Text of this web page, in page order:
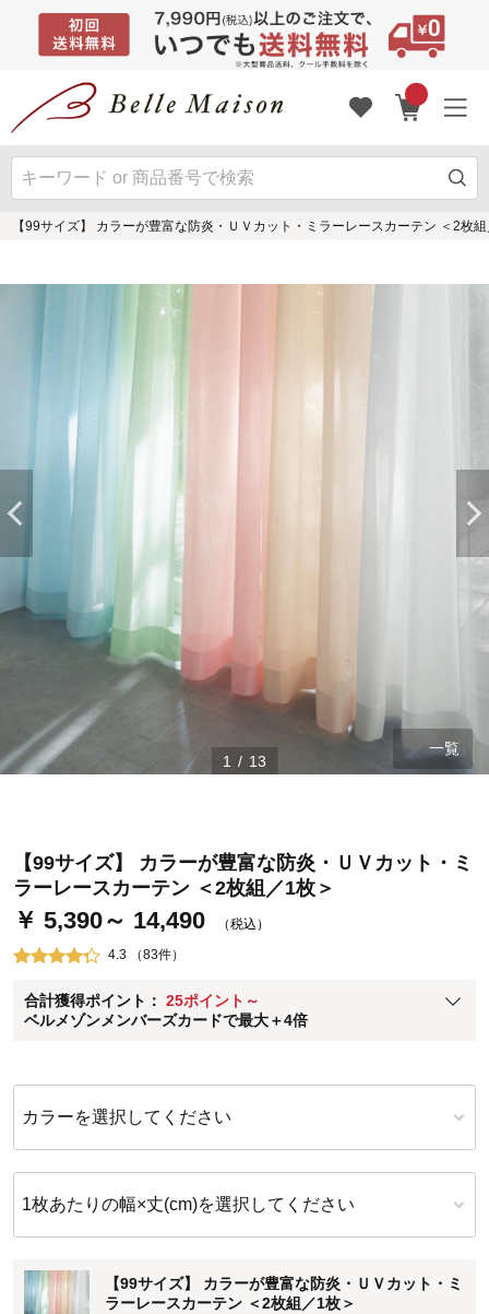
【99サイズ】 カラーが豊富な防炎・ＵＶカット・ミラーレースカーテン ＜2枚
1 / 13
一覧
【99サイズ】 カラーが豊富な防炎・ＵＶカット・ミ
ラーレースカーテン ＜2枚組／1枚＞
￥ 5,390～ 14,490 （税込）
4.3 （83件）
合計獲得ポイント： 25ポイント～
ベルメゾンメンバーズカードで最大＋4倍
ベルメゾン・ポイントについて
通常商品送料無料 返品引取無料（JCBのみ）
即時入会なら更に500円OFFクーポンプレゼント
※メンバーズカードの加算ポイントはステージ倍率適用前の基本ポイント
に対して適用されます。
カラーを選択してください
1枚あたりの幅×丈(cm)を選択してください
【99サイズ】 カラーが豊富な防炎・ＵＶカット・ミ
ラーレースカーテン ＜2枚組／1枚＞